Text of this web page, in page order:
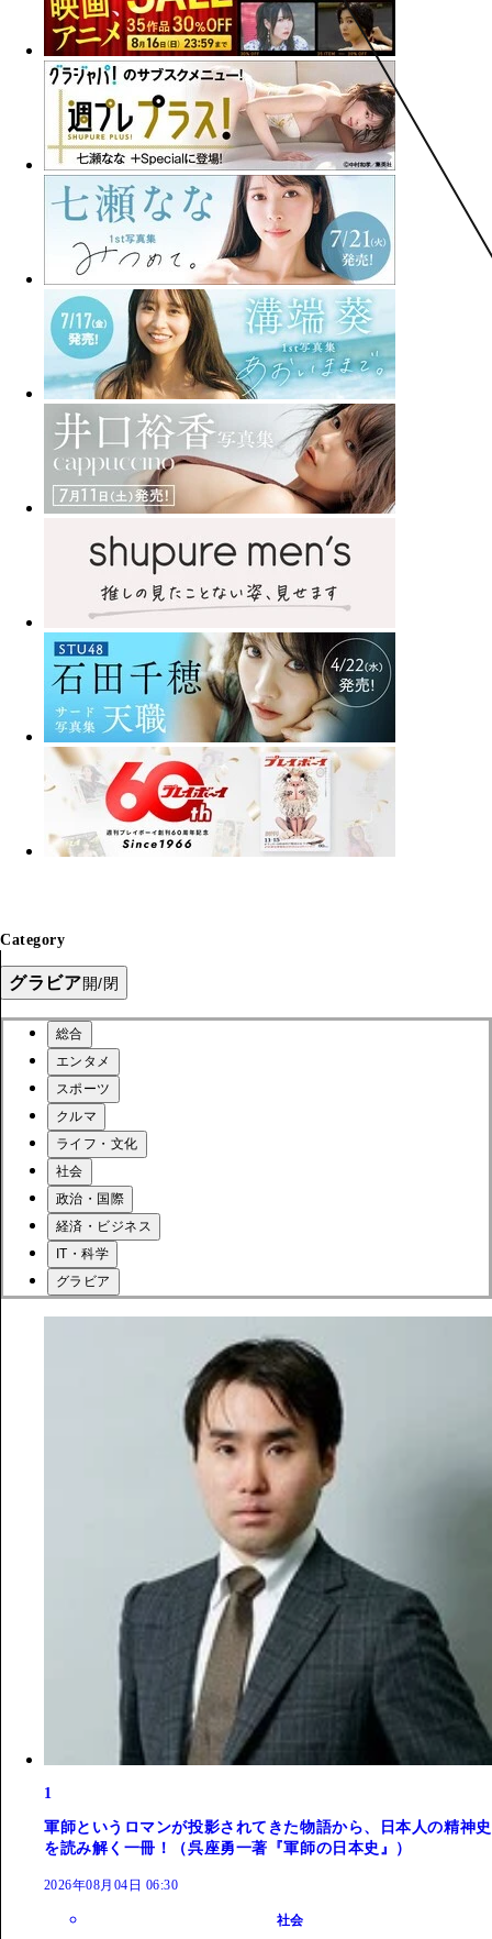
Category
グラビア開/閉
総合
エンタメ
スポーツ
クルマ
ライフ・文化
社会
政治・国際
経済・ビジネス
IT・科学
グラビア
1
軍師というロマンが投影されてきた物語から、日本人の精神史
を読み解く一冊！（呉座勇一著『軍師の日本史』）
2026年08月04日 06:30
社会